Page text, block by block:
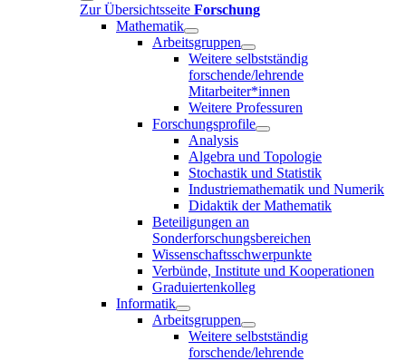
Zur Übersichtsseite Forschung
Mathematik
Arbeitsgruppen
Weitere selbstständig
forschende/lehrende
Mitarbeiter*innen
Weitere Professuren
Forschungsprofile
Analysis
Algebra und Topologie
Stochastik und Statistik
Industriemathematik und Numerik
Didaktik der Mathematik
Beteiligungen an
Sonderforschungsbereichen
Wissenschaftsschwerpunkte
Verbünde, Institute und Kooperationen
Graduiertenkolleg
Informatik
Arbeitsgruppen
Weitere selbstständig
forschende/lehrende